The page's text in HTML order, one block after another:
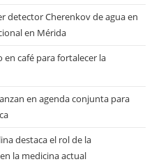
detector Cherenkov de agua en
en Mérida
en café para fortalecer la
en agenda conjunta para
destaca el rol de la
la medicina actual